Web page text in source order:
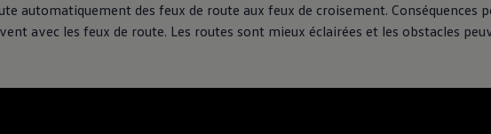
automatiquement des feux de route aux feux de croisement. Conséquences
avec les feux de route. Les routes sont mieux éclairées et les obstacles